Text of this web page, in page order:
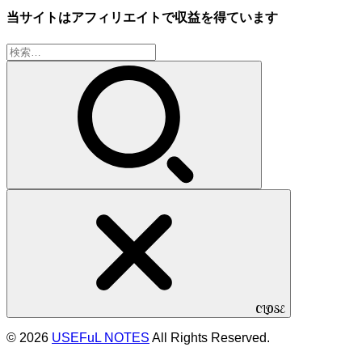
当サイトはアフィリエイトで収益を得ています
検
索:
CLOSE
© 2026 USEFuL NOTES All Rights Reserved.